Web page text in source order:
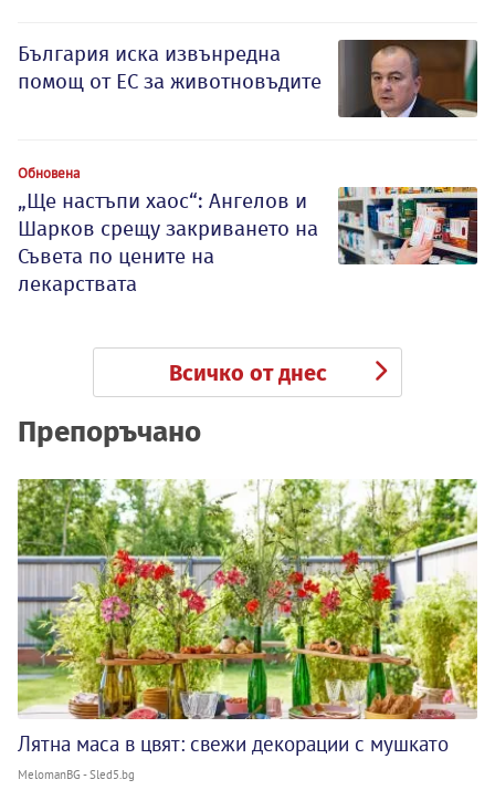
България иска извънредна
помощ от ЕС за животновъдите
Обновена
„Ще настъпи хаос“: Ангелов и
Шарков срещу закриването на
Съвета по цените на
лекарствата
Всичко от днес
Препоръчано
Лятна маса в цвят: свежи декорации с мушкато
MelomanBG - Sled5.bg